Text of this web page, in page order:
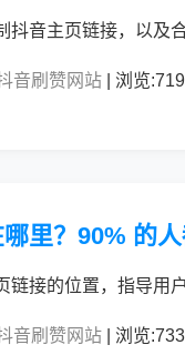
抖音主页链接，以及
音刷赞网站 | 浏览:719
里？90% 的
链接的位置，指导用
音刷赞网站 | 浏览:733